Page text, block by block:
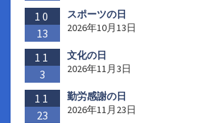
10
13
スポーツの日
2026年10月13日
11
3
文化の日
2026年11月3日
11
23
勤労感謝の日
2026年11月23日